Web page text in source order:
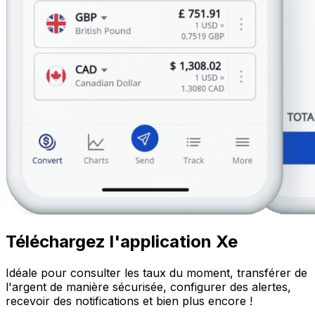
Téléchargez l'application Xe
Idéale pour consulter les taux du moment, transférer de
l'argent de manière sécurisée, configurer des alertes,
recevoir des notifications et bien plus encore !